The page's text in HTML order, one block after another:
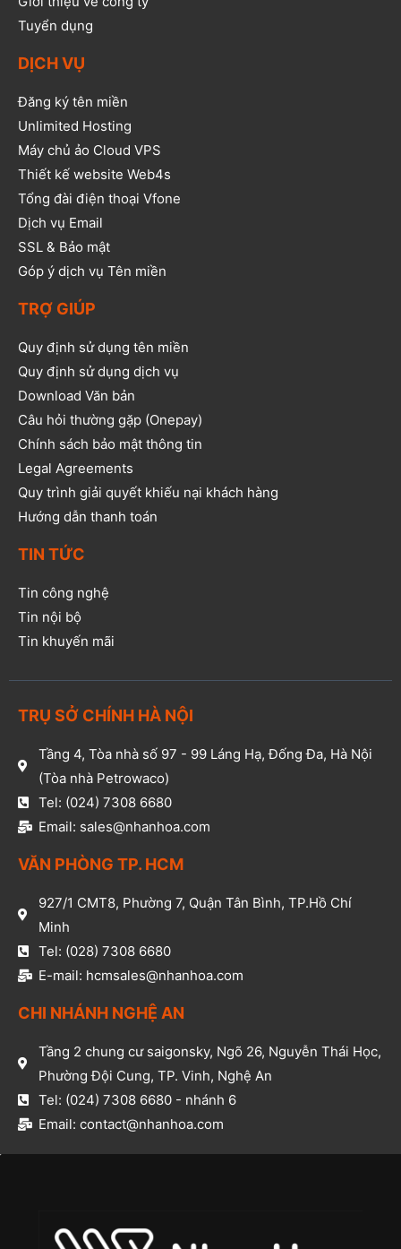
Tuyển dụng
DỊCH VỤ
Đăng ký tên miền
Unlimited Hosting
Máy chủ ảo Cloud VPS
Thiết kế website Web4s
Tổng đài điện thoại Vfone
Dịch vụ Email
SSL & Bảo mật
Góp ý dịch vụ Tên miền
TRỢ GIÚP
Quy định sử dụng tên miền
Quy định sử dụng dịch vụ
Download Văn bản
Câu hỏi thường gặp (Onepay)
Chính sách bảo mật thông tin
Legal Agreements
Quy trình giải quyết khiếu nại khách hàng
Hướng dẫn thanh toán
TIN TỨC
Tin công nghệ
Tin nội bộ
Tin khuyến mãi
TRỤ SỞ CHÍNH HÀ NỘI
Tầng 4, Tòa nhà số 97 - 99 Láng Hạ, Đống Đa, Hà Nội
(Tòa nhà Petrowaco)
Tel: (024) 7308 6680
Email: sales@nhanhoa.com
VĂN PHÒNG TP. HCM​
927/1 CMT8, Phường 7, Quận Tân Bình, TP.Hồ Chí
Minh​
Tel: (028) 7308 6680​
E-mail: hcmsales@nhanhoa.com​
CHI NHÁNH NGHỆ AN​
Tầng 2 chung cư saigonsky, Ngõ 26, Nguyễn Thái Học,
Phường Đội Cung, TP. Vinh, Nghệ An​
Tel: (024) 7308 6680 - nhánh 6​
Email: contact@nhanhoa.com​